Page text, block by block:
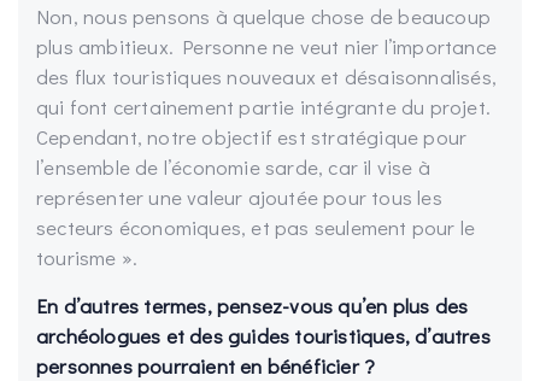
Non, nous pensons à quelque chose de beaucoup
plus ambitieux. Personne ne veut nier l’importance
des flux touristiques nouveaux et désaisonnalisés,
qui font certainement partie intégrante du projet.
Cependant, notre objectif est stratégique pour
l’ensemble de l’économie sarde, car il vise à
représenter une valeur ajoutée pour tous les
secteurs économiques, et pas seulement pour le
tourisme ».
En d’autres termes, pensez-vous qu’en plus des
archéologues et des guides touristiques, d’autres
personnes pourraient en bénéficier ?